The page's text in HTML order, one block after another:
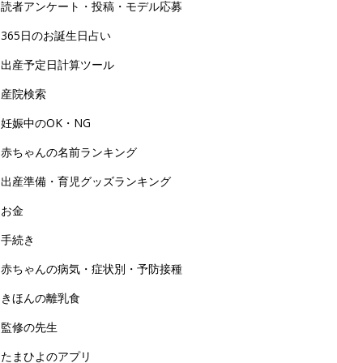
読者アンケート・投稿・モデル応募
365日のお誕生日占い
出産予定日計算ツール
産院検索
妊娠中のOK・NG
赤ちゃんの名前ランキング
出産準備・育児グッズランキング
お金
手続き
赤ちゃんの病気・症状別・予防接種
きほんの離乳食
監修の先生
たまひよのアプリ